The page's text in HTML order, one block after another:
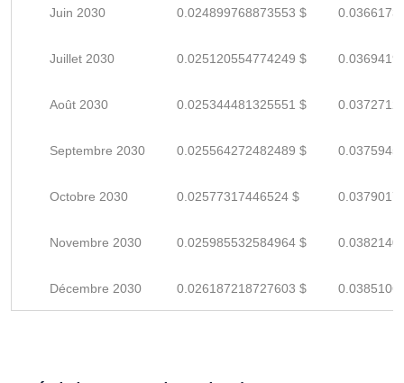
Juin 2030 0.024899768873553 $
Juillet 2030 0.025120554774249 $
Août 2030 0.025344481325551 $
Septembre 2030 0.025564272482489 $
Octobre 2030 0.02577317446524 $
Novembre 2030 0.025985532584964 $
Décembre 2030 0.026187218727603 $